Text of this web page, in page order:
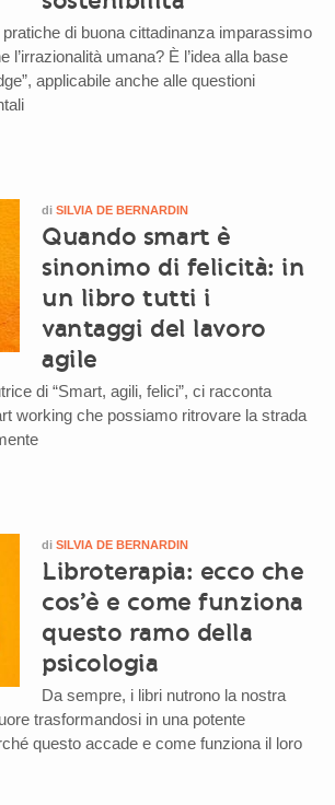
di buona cittadinanza imparassimo
l’irrazionalità umana? È l’idea alla base
applicabile anche alle questioni
di SILVIA DE BERNARDIN
Quando smart è
sinonimo di felicità: in
un libro tutti i
vantaggi del lavoro
agile
di “Smart, agili, felici”, ci racconta
working che possiamo ritrovare la strada
di SILVIA DE BERNARDIN
Libroterapia: ecco che
cos’è e come funziona
questo ramo della
psicologia
Da sempre, i libri nutrono la nostra
trasformandosi in una potente
questo accade e come funziona il loro